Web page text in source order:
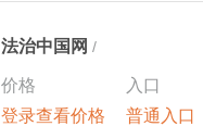
法治中国网 /
价格
登录查看价格
入口
普通入口